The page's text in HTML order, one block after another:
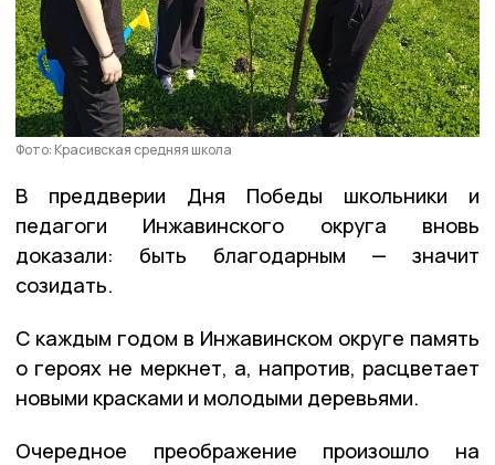
Фото: Красивская средняя школа
В преддверии Дня Победы школьники и
педагоги Инжавинского округа вновь
доказали: быть благодарным — значит
созидать.
С каждым годом в Инжавинском округе память
о героях не меркнет, а, напротив, расцветает
новыми красками и молодыми деревьями.
Очередное преображение произошло на